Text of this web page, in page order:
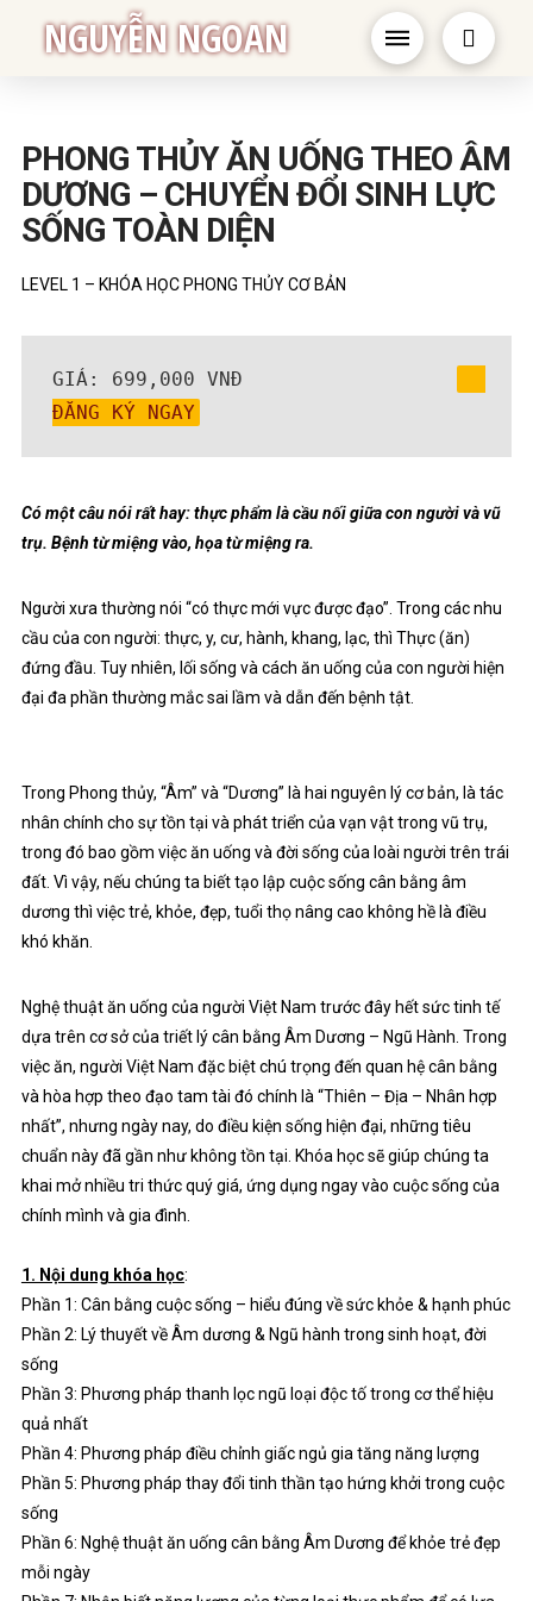
NGUYỄN NGOAN
PHONG THỦY ĂN UỐNG THEO ÂM
DƯƠNG – CHUYỂN ĐỔI SINH LỰC
SỐNG TOÀN DIỆN
LEVEL 1 – KHÓA HỌC PHONG THỦY CƠ BẢN
ĐĂNG KÝ NGAY
Có một câu nói rất hay: thực phẩm là cầu nối giữa con người và vũ
trụ. Bệnh từ miệng vào, họa từ miệng ra.
Người xưa thường nói “có thực mới vực được đạo”. Trong các nhu
cầu của con người: thực, y, cư, hành, khang, lạc, thì Thực (ăn)
đứng đầu. Tuy nhiên, lối sống và cách ăn uống của con người hiện
đại đa phần thường mắc sai lầm và dẫn đến bệnh tật.
Trong Phong thủy, “Âm” và “Dương” là hai nguyên lý cơ bản, là tác
nhân chính cho sự tồn tại và phát triển của vạn vật trong vũ trụ,
trong đó bao gồm việc ăn uống và đời sống của loài người trên trái
đất. Vì vậy, nếu chúng ta biết tạo lập cuộc sống cân bằng âm
dương thì việc trẻ, khỏe, đẹp, tuổi thọ nâng cao không hề là điều
khó khăn.
Nghệ thuật ăn uống của người Việt Nam trước đây hết sức tinh tế
dựa trên cơ sở của triết lý cân bằng Âm Dương – Ngũ Hành. Trong
việc ăn, người Việt Nam đặc biệt chú trọng đến quan hệ cân bằng
và hòa hợp theo đạo tam tài đó chính là “Thiên – Địa – Nhân hợp
nhất”, nhưng ngày nay, do điều kiện sống hiện đại, những tiêu
chuẩn này đã gần như không tồn tại. Khóa học sẽ giúp chúng ta
khai mở nhiều tri thức quý giá, ứng dụng ngay vào cuộc sống của
chính mình và gia đình.
1. Nội dung khóa học:
Phần 1: Cân bằng cuộc sống – hiểu đúng về sức khỏe & hạnh phúc
Phần 2: Lý thuyết về Âm dương & Ngũ hành trong sinh hoạt, đời
sống
Phần 3: Phương pháp thanh lọc ngũ loại độc tố trong cơ thể hiệu
quả nhất
Phần 4: Phương pháp điều chỉnh giấc ngủ gia tăng năng lượng
Phần 5: Phương pháp thay đổi tinh thần tạo hứng khởi trong cuộc
sống
Phần 6: Nghệ thuật ăn uống cân bằng Âm Dương để khỏe trẻ đẹp
mỗi ngày